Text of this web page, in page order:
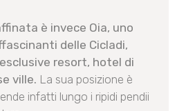
è invece Oia, uno
delle Cicladi,
resort, hotel di
ville. La sua posizione è
infatti lungo i ripidi pendii